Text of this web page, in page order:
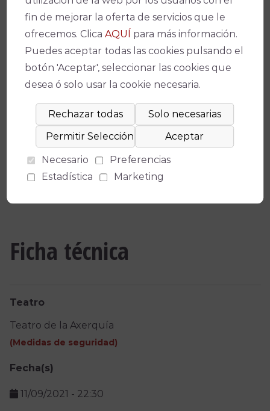
José Mª Sanz , Voz
Pablo Pérez Pérez, Guitarra
Josu García, Guitarra
Igor Pascual, Guitarra
Alfonso Alcalá, Bajista
Gabri Casanova, Teclista
Condiciones de Venta y Acceso
Ficha técnica
Teatro
Teatro de la Axerquía
(Medidas de seguridad)
Fecha(s)
11/09/2021 - 22:30
fin de mejorar la oferta de servicios que le
ofrecemos. ClicaAQUÍ para más información.
Puedes aceptar todas las cookies pulsando el
botón 'Aceptar', seleccionar las cookies que
desea ó solo usar la cookie necesaria.
Necesario
Preferencias
Estadística
Marketing